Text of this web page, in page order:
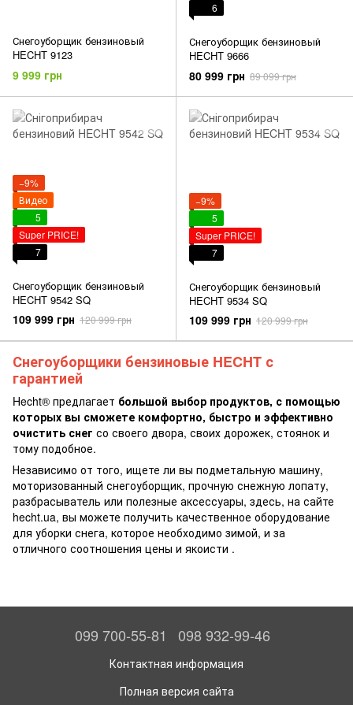
Снегоуборщик бензиновый
HECHT 9123
9 999 грн
6
Снегоуборщик бензиновый
HECHT 9666
80 999 грн 89 099 грн
−9%
Видео
5
Super PRICE!
7
Снегоуборщик бензиновый
HECHT 9542 SQ
109 999 грн 120 999 грн
−9%
5
Super PRICE!
7
Снегоуборщик бензиновый
HECHT 9534 SQ
109 999 грн 120 999 грн
Снегоуборщики бензиновые HECHT с
гарантией
Hecht® предлагает большой выбор продуктов, с помощью
которых вы сможете комфортно, быстро и эффективно
очистить снег со своего двора, своих дорожек, стоянок и
тому подобное.
Независимо от того, ищете ли вы подметальную машину,
моторизованный снегоуборщик, прочную снежную лопату,
разбрасыватель или полезные аксессуары, здесь, на сайте
hecht.ua, вы можете получить качественное оборудование
для уборки снега, которое необходимо зимой, и за
отличного соотношения цены и якоисти .
099 700-55-81 098 932-99-46
Контактная информация
Полная версия сайта